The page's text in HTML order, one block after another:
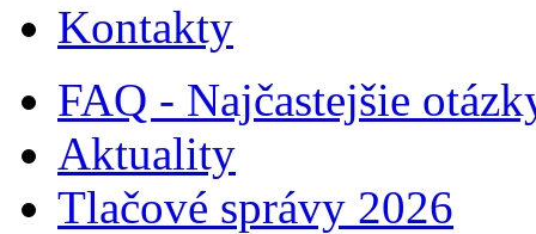
Kontakty
FAQ - Najčastejšie
Aktuality
Tlačové správy 2026